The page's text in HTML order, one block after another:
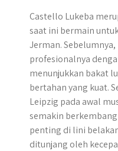
Castello Lukeba
saat ini bermain
Jerman.
profesionalnya
menunjukkan bakat
bertahan yang kuat.
Leipzig pada awal
semakin
penting di lini
ditunjang oleh